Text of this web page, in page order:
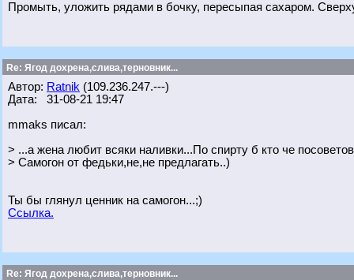
Промыть, уложить рядами в бочку, пересыпая сахаром.
Re: Ягод дохрена,слива,терновник...
Автор: Ratnik (109.236.247.---)
Дата: 31-08-21 19:47
mmaks писал:
> ...а жена любит всяки наливки...По спирту б кто че
> Самогон от федьки,не,не предлагать..)
Ты бы глянул ценник на самогон...;)
Ссылка.
Re: Ягод дохрена,слива,терновник...